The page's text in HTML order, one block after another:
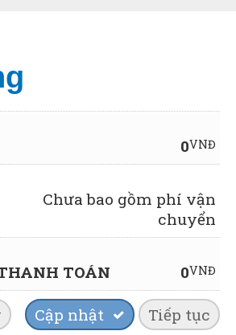
0VNĐ
Chưa bao gồm phí vận
chuyển
TOÁN 0VNĐ